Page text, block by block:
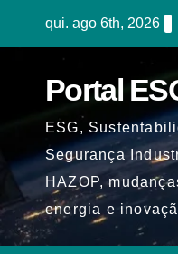
qui. ago 6th, 2026
Portal
ESG,
Segurança
HAZOP,
energia e